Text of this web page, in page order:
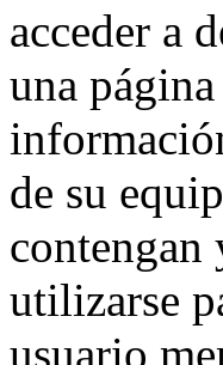
acceder a
una
de su
contengan
utilizarse
usuario